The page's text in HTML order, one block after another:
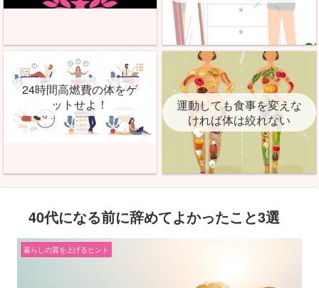
24時間高燃費の体をゲ
ットせよ！
運動しても食事を変えな
ければ体は絞れない
40代になる前に辞めてよかったこと3選
暮らしの質を上げるヒント